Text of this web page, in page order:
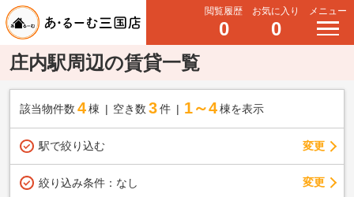
閲覧履歴
0
お気に入り
0
メニュー
庄内駅周辺の賃貸一覧
該当物件数 4棟 空き数 3 件 1～4 棟を表示
駅で絞り込む 変更
絞り込み条件： なし 変更